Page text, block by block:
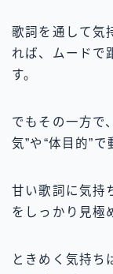
歌詞を通して気
れば、ムードで
す。
でもその一方で
気”や“体目的”
甘い歌詞に気持
をしっかり見極
ときめく気持ち